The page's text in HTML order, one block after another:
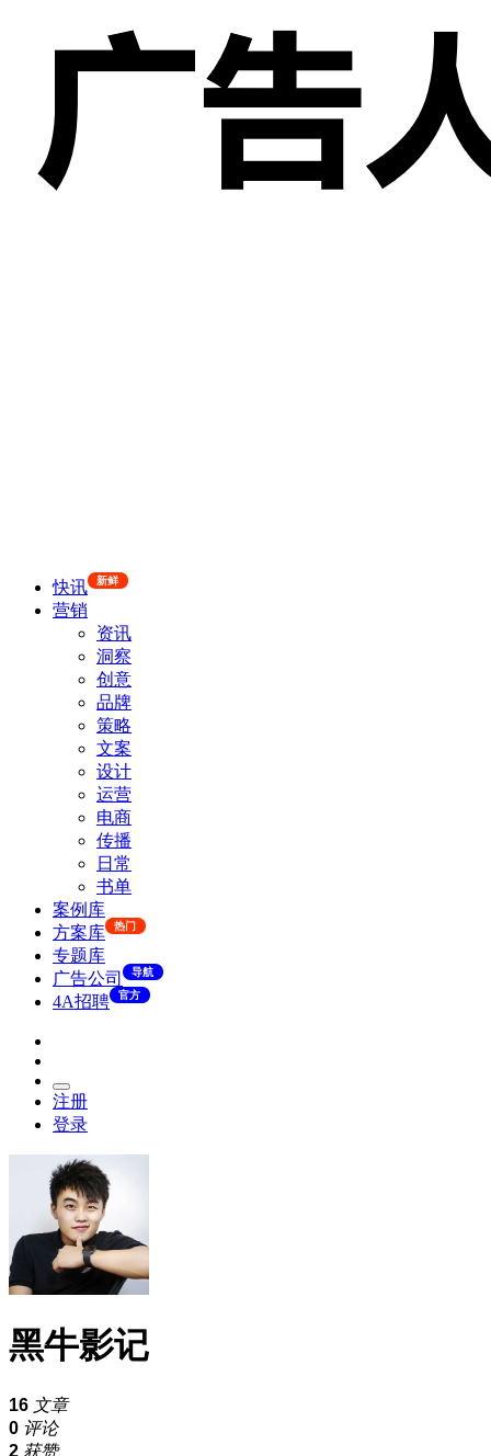
快讯 新鲜
营销
资讯
洞察
创意
品牌
策略
文案
设计
运营
电商
传播
日常
书单
案例库
方案库
热门
专题库
广告公司
导航
4A招聘 官方
注册
登录
黑牛影记
16 文章
0 评论
2 获赞